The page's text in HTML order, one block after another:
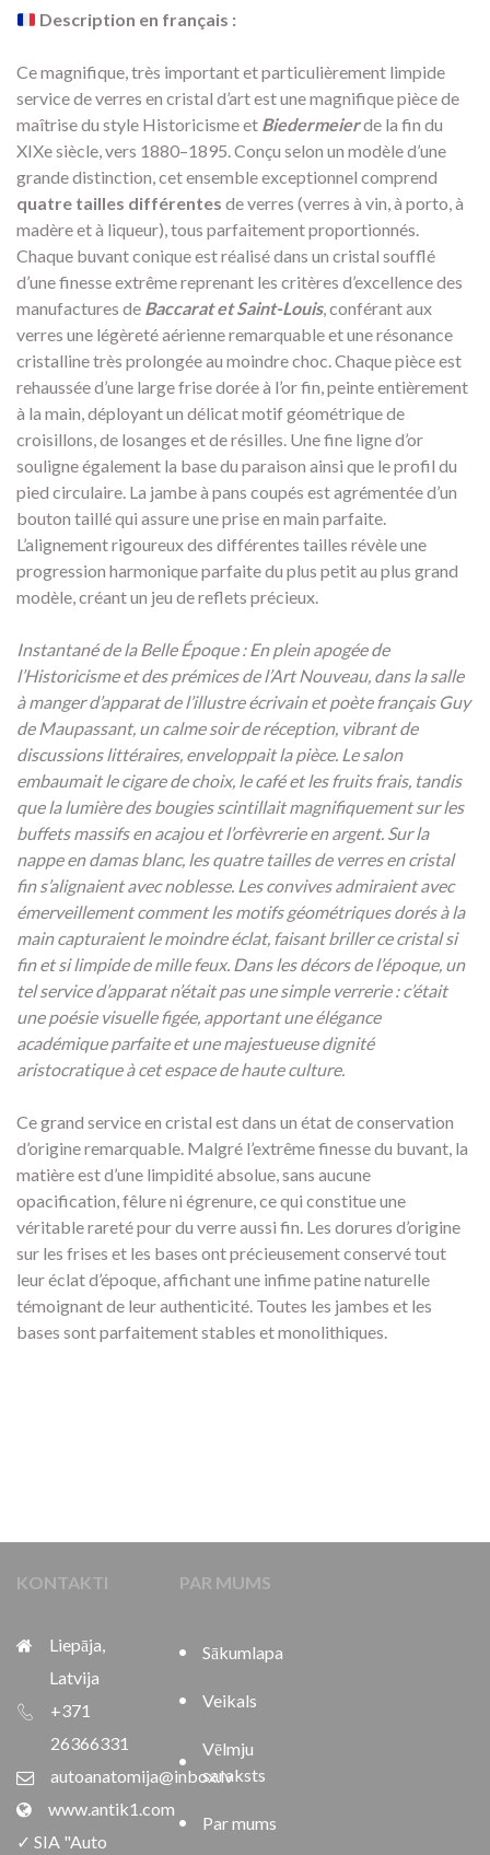
Description en français :
Ce magnifique, très important et particulièrement limpide
service de verres en cristal d’art est une magnifique pièce de
maîtrise du style Historicisme et Biedermeierde la fin du
XIXe siècle, vers 1880–1895. Conçu selon un modèle d’une
grande distinction, cet ensemble exceptionnel comprend
quatre tailles différentes de verres (verres à vin, à porto, à
madère et à liqueur), tous parfaitement proportionnés.
Chaque buvant conique est réalisé dans un cristal soufflé
d’une finesse extrême reprenant les critères d’excellence des
manufactures de Baccarat et Saint-Louis, conférant aux
verres une légèreté aérienne remarquable et une résonance
cristalline très prolongée au moindre choc. Chaque pièce est
rehaussée d’une large frise dorée à l’or fin, peinte entièrement
à la main, déployant un délicat motif géométrique de
croisillons, de losanges et de résilles. Une fine ligne d’or
souligne également la base du paraison ainsi que le profil du
pied circulaire. La jambe à pans coupés est agrémentée d’un
bouton taillé qui assure une prise en main parfaite.
L’alignement rigoureux des différentes tailles révèle une
progression harmonique parfaite du plus petit au plus grand
modèle, créant un jeu de reflets précieux.
Instantané de la Belle Époque : En plein apogée de
l’Historicisme et des prémices de l’Art Nouveau, dans la salle
à manger d’apparat de l’illustre écrivain et poète français Guy
de Maupassant, un calme soir de réception, vibrant de
discussions littéraires, enveloppait la pièce. Le salon
embaumait le cigare de choix, le café et les fruits frais, tandis
que la lumière des bougies scintillait magnifiquement sur les
buffets massifs en acajou et l’orfèvrerie en argent. Sur la
nappe en damas blanc, les quatre tailles de verres en cristal
fin s’alignaient avec noblesse. Les convives admiraient avec
émerveillement comment les motifs géométriques dorés à la
main capturaient le moindre éclat, faisant briller ce cristal si
fin et si limpide de mille feux. Dans les décors de l’époque, un
tel service d’apparat n’était pas une simple verrerie : c’était
une poésie visuelle figée, apportant une élégance
académique parfaite et une majestueuse dignité
aristocratique à cet espace de haute culture.
Ce grand service en cristal est dans un état de conservation
d’origine remarquable. Malgré l’extrême finesse du buvant, la
matière est d’une limpidité absolue, sans aucune
opacification, fêlure ni égrenure, ce qui constitue une
véritable rareté pour du verre aussi fin. Les dorures d’origine
sur les frises et les bases ont précieusement conservé tout
leur éclat d’époque, affichant une infime patine naturelle
témoignant de leur authenticité. Toutes les jambes et les
bases sont parfaitement stables et monolithiques.
KONTAKTI
Liepāja,
Latvija
+371
26366331
autoanatomija@inbox.lv
www.antik1.com
✓ SIA "Auto
PAR MUMS
Sākumlapa
Veikals
Vēlmju
saraksts
Par mums